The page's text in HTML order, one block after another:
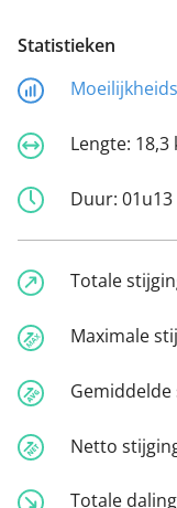
Statistieken
Lengte: 18,3
Duur: 01u13
Totale
Maximale
Netto
Totale